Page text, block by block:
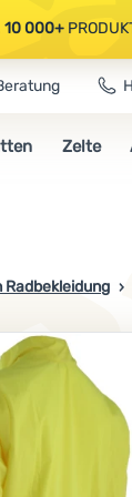
10 000+
&
10 000+Zelte
Radbekleidung